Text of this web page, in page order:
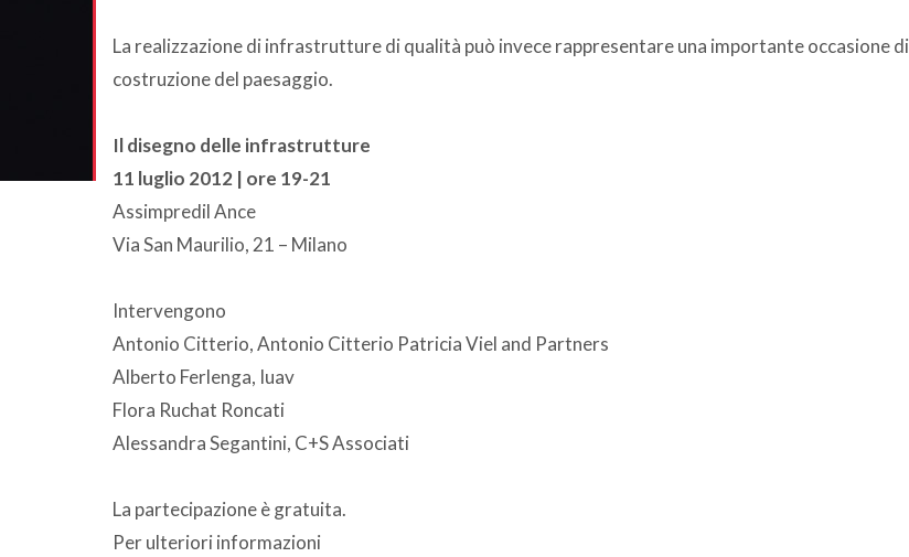
La realizzazione di infrastrutture di qualità può invece rappresentare una importante occasione di
costruzione del paesaggio.
Il disegno delle infrastrutture
11 luglio 2012 | ore 19-21
Assimpredil Ance
Via San Maurilio, 21 – Milano
Intervengono
Antonio Citterio, Antonio Citterio Patricia Viel and Partners
Alberto Ferlenga, Iuav
Flora Ruchat Roncati
Alessandra Segantini, C+S Associati
La partecipazione è gratuita.
Per ulteriori informazioni